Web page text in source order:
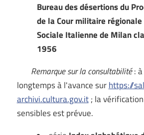
Bureau des désertions du
de la Cour militaire
Sociale Italienne de Milan
1956
Remarque sur la consultabilité: à
longtemps à l'avance surhttps://
archivi.cultura.gov.it; la
sensibles est prévue.